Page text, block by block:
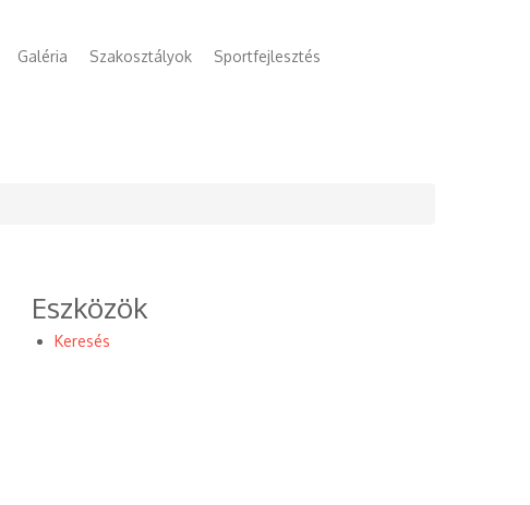
Galéria Szakosztályok Sportfejlesztés
Eszközök
Keresés